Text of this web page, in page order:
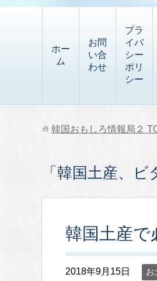
ホー
ム
お問
い合
わせ
プラ
イバ
シー
ポリ
シー
韓国おもしろ情報局２
「韓国土産、
韓国土産
2018年9月15日 お
i